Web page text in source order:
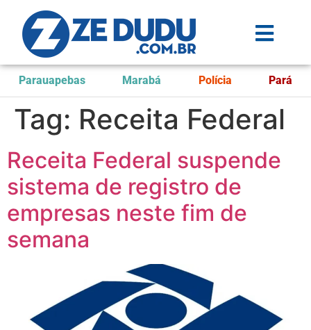
Parauapebas Marabá Polícia Pará
Tag: Receita Federal
Receita Federal suspende
sistema de registro de
empresas neste fim de
semana